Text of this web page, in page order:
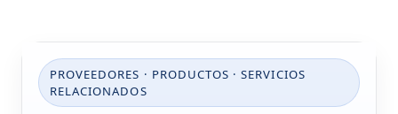
PROVEEDORES · PRODUCTOS · SERVICIOS
RELACIONADOS